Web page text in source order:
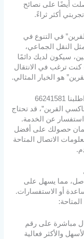
أيضًا على نصائح
أكثر ثراءً.
في التنوع في
النقل الجماعي،
سيكون لديك دائمًا
كنت ترغب في الانتقال
هو الخيار المثالي.
القرين”، قد تحتاج
استفسار عن الخدمة.
حصولك على أفضل
الاتصال المتاحة
مما يسهل على
أو الاستفسارات.
مباشرة على رقم
الأسهل والأكثر فعالية